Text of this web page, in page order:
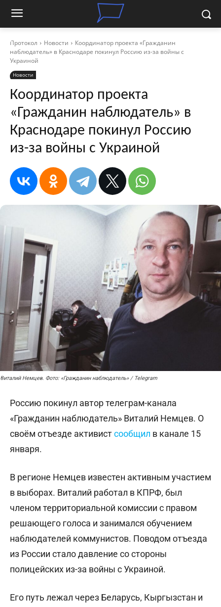
Протокол Новости
Координатор проекта «Гражданин
наблюдатель» в Краснодаре покинул Россию из-за войны с
Украиной
Новости
Координатор проекта
«Гражданин наблюдатель» в
Краснодаре покинул Россию
из-за войны с Украиной
Виталий Немцев. Фото: «Гражданин наблюдатель» / Telegram
Россию покинул автор телеграм-канала
«Гражданин наблюдатель» Виталий Немцев. О
своём отъезде активистсообщил в канале 15
января.
В регионе Немцев известен активным участием
в выборах. Виталий работал в КПРФ, был
членом территориальной комиссии с правом
решающего голоса и занимался обучением
наблюдателей коммунистов. Поводом отъезда
из России стало давление со стороны
полицейских из-за войны с Украиной.
Его путь лежал через Беларусь, Кыргызстан и